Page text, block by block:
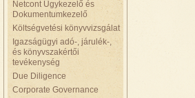
Netcont Ügykezelő és
Dokumentumkezelő
Költségvetési könyvvizsgálat
Igazságügyi adó-, járulék-,
és könyvszakértői
tevékenység
Due Diligence
Corporate Governance